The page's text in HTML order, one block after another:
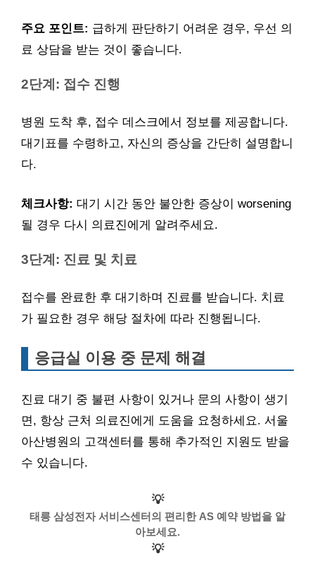
주요 포인트: 급하게 판단하기 어려운 경우, 우선 의
료 상담을 받는 것이 좋습니다.
2단계: 접수 진행
병원 도착 후, 접수 데스크에서 정보를 제공합니다.
대기표를 수령하고, 자신의 증상을 간단히 설명합니
다.
체크사항: 대기 시간 동안 불안한 증상이 worsening
될 경우 다시 의료진에게 알려주세요.
3단계: 진료 및 치료
접수를 완료한 후 대기하며 진료를 받습니다. 치료
가 필요한 경우 해당 절차에 따라 진행됩니다.
응급실 이용 중 문제 해결
진료 대기 중 불편 사항이 있거나 문의 사항이 생기
면, 항상 근처 의료진에게 도움을 요청하세요. 서울
아산병원의 고객센터를 통해 추가적인 지원도 받을
수 있습니다.
💡
태릉 삼성전자 서비스센터의 편리한 AS 예약 방법을 알
아보세요.
💡